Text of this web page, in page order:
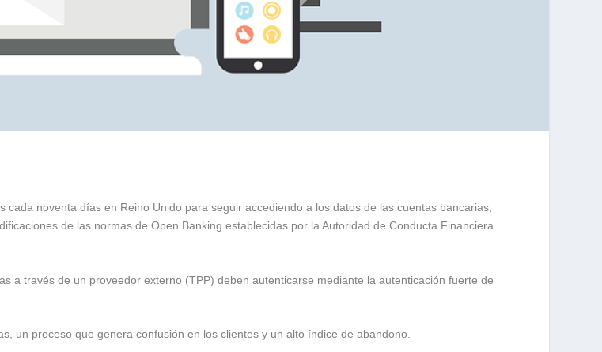
noventa días en Reino Unido para seguir accediendo a los datos de las cuentas bancarias,
de las normas de Open Banking establecidas por la Autoridad de Conducta Financiera
a través de un proveedor externo (TPP) deben autenticarse mediante la autenticación fuerte de
un proceso que genera confusión en los clientes y un alto índice de abandono.